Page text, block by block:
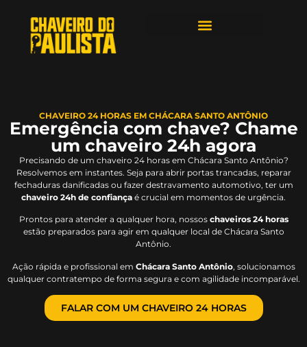
CHAVEIRO 24 HORAS EM CHÁCARA SANTO ANTÔNIO
Emergência com chave? Chame
um chaveiro 24h agora
Precisando de um chaveiro 24 horas em Chácara Santo Antônio?
Resolvemos em instantes. Seja para abrir portas trancadas, reparar
fechaduras danificadas ou fazer destravamento automotivo, ter um
chaveiro 24h de confiança é crucial em momentos de urgência.
Prontos para atender a qualquer hora, nossos chaveiros 24 horas
estão preparados para agir em qualquer local de Chácara Santo
Antônio.
Ação rápida e profissional em Chácara Santo Antônio, solucionamos
qualquer contratempo de forma segura e com agilidade incomparável.
FALAR COM UM CHAVEIRO 24 HORAS